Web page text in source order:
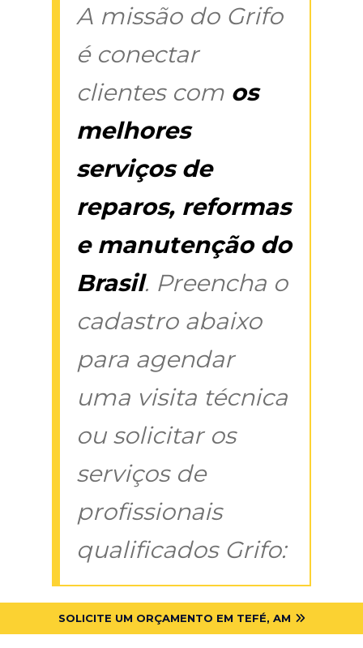
A missão do Grifo
é conectar
clientes com os
melhores
serviços de
reparos, reformas
e manutenção do
Brasil. Preencha o
cadastro abaixo
para agendar
uma visita técnica
ou solicitar os
serviços de
profissionais
qualificados Grifo:
SOLICITE UM ORÇAMENTO EM TEFÉ, AM